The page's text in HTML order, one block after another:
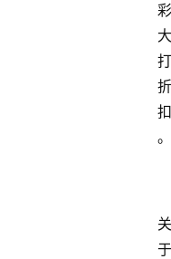
彩
大
打
折
扣
。
关
于